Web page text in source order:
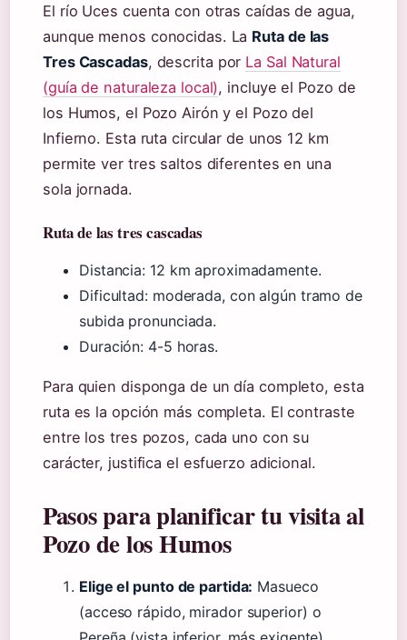
El río Uces cuenta con otras caídas de agua,
aunque menos conocidas. La Ruta de las
Tres Cascadas, descrita por La Sal Natural
(guía de naturaleza local), incluye el Pozo de
los Humos, el Pozo Airón y el Pozo del
Infierno. Esta ruta circular de unos 12 km
permite ver tres saltos diferentes en una
sola jornada.
Ruta de las tres cascadas
Distancia: 12 km aproximadamente.
Dificultad: moderada, con algún tramo de
subida pronunciada.
Duración: 4-5 horas.
Para quien disponga de un día completo, esta
ruta es la opción más completa. El contraste
entre los tres pozos, cada uno con su
carácter, justifica el esfuerzo adicional.
Pasos para planificar tu visita al
Pozo de los Humos
Elige el punto de partida: Masueco
(acceso rápido, mirador superior) o